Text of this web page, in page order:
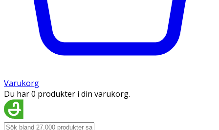
Varukorg
Du har 0 produkter i din varukorg.